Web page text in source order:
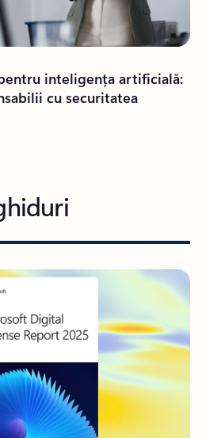
inteligența artificială:
cu securitatea